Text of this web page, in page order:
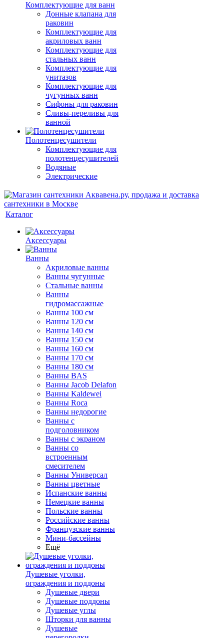
Комплектующие для ванн
Донные клапана для
раковин
Комплектующие для
акриловых ванн
Комплектующие для
стальных ванн
Комплектующие для
унитазов
Комплектующие для
чугунных ванн
Сифоны для раковин
Сливы-переливы для
ванной
Полотенцесушители
Комплектующие для
полотенцесушителей
Водяные
Электрические
Каталог
Аксессуары
Ванны
Акриловые ванны
Ванны чугунные
Стальные ванны
Ванны
гидромассажные
Ванны 100 см
Ванны 120 см
Ванны 140 см
Ванны 150 см
Ванны 160 см
Ванны 170 см
Ванны 180 см
Ванны BAS
Ванны Jacob Delafon
Ванны Kaldewei
Ванны Roca
Ванны недорогие
Ванны с
подголовником
Ванны с экраном
Ванны со
встроенным
смесителем
Ванны Универсал
Ванны цветные
Испанские ванны
Немецкие ванны
Польские ванны
Российские ванны
Французские ванны
Мини-бассейны
Ещё
Душевые уголки,
ограждения и поддоны
Душевые двери
Душевые поддоны
Душевые углы
Шторки для ванны
Душевые